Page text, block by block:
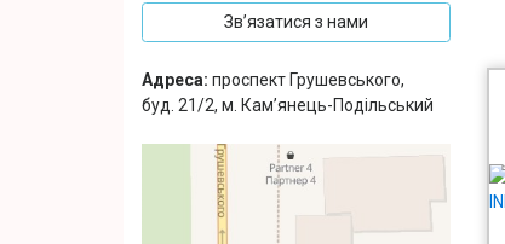
Зв’язатися з нами
Адреса: проспект Грушевського,
буд. 21/2, м. Кам’янець-Подільський